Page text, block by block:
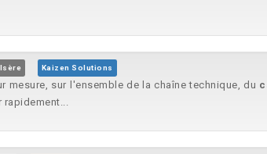
Kaizen Solutions
sur l'ensemble de la chaîne technique, du
rapidement...